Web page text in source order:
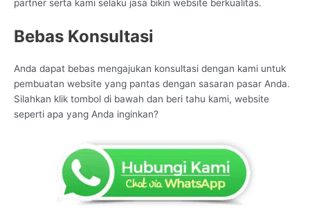
partner serta kami selaku jasa bikin website berkualitas.
Bebas Konsultasi
Anda dapat bebas mengajukan konsultasi dengan kami untuk
pembuatan website yang pantas dengan sasaran pasar Anda.
Silahkan klik tombol di bawah dan beri tahu kami, website
seperti apa yang Anda inginkan?